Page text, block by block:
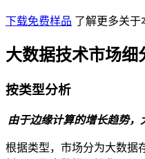
下载免费样品 了解更多关于
大数据技术市场细
按类型分析
由于边缘计算的增长趋势
根据类型，市场分为大数据